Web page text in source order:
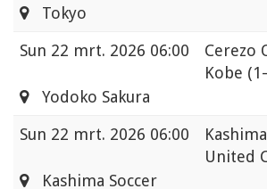
Tokyo
Sun 22 mrt. 2026 06:00
Cerezo
Kobe
Yodoko Sakura
Sun 22 mrt. 2026 06:00
United
Kashima Soccer